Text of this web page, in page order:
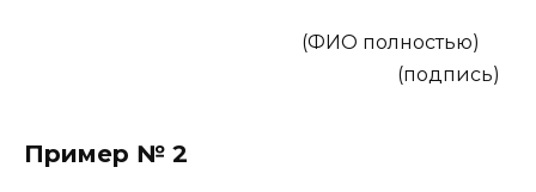
(ФИО полностью)
(подпись)
Пример № 2